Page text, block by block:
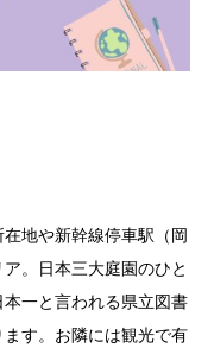
地や新幹線停車駅（岡
。日本三大庭園のひと
一と言われる県立図書
す。お隣には観光で有